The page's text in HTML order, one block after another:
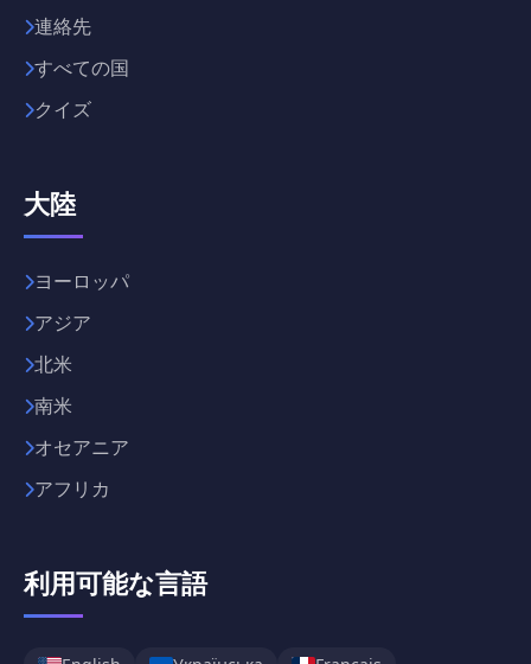
連絡先
すべての国
クイズ
大陸
ヨーロッパ
アジア
北米
南米
オセアニア
アフリカ
利用可能な言語